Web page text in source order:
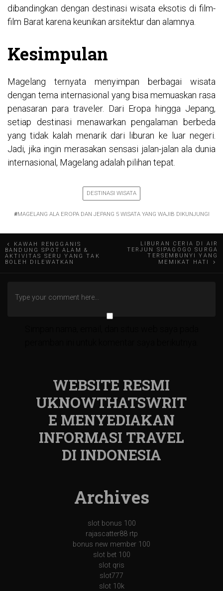
dibandingkan dengan destinasi wisata eksotis di film-
film Barat karena keunikan arsitektur dan alamnya.
Kesimpulan
Magelang ternyata menyimpan berbagai wisata
dengan tema internasional yang bisa memuaskan rasa
penasaran para traveler. Dari Eropa hingga Jepang,
setiap destinasi menawarkan pengalaman berbeda
yang tidak kalah menarik dari liburan ke luar negeri.
Jadi, jika ingin merasakan sensasi jalan-jalan ala dunia
internasional, Magelang adalah pilihan tepat.
DESTINASI WISATA
#MAGELANG ALA EROPA DAN JEPANG 5 WISATA YANG WAJIB DIKUNJUNGI
Navigasi
pos
KAWAH RENGGANIS
BANDUNG SPOT ALAM &
AKTIVITAS SERU YANG TAK
BOLEH DILEWATKAN
LIBURAN CERIA DI AIR
TERJUN SIPAGOGO SURGA
TERSEMBUNYI YANG
MEMIKAT HATI
WEBSITE RESMI
UKNOWTHATSWRIT
E MENYEDIAKAN
INFORMASI TRAVEL
DI INDONESIA
Archives
slot bonus 100
rajascatter88 rtp
bonus new member 100
slot bet 100
slot qris
slot777
slot 10k